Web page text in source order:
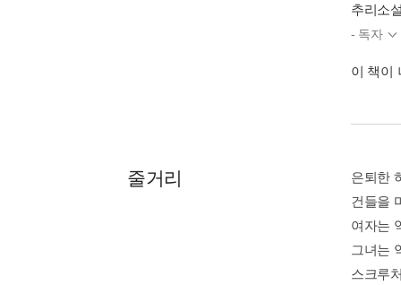
추리소
- 독자
이 책이
줄거리
은퇴한
건들을
여자는
그녀는
스크루